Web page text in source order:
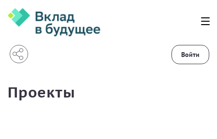
Войти
Проекты